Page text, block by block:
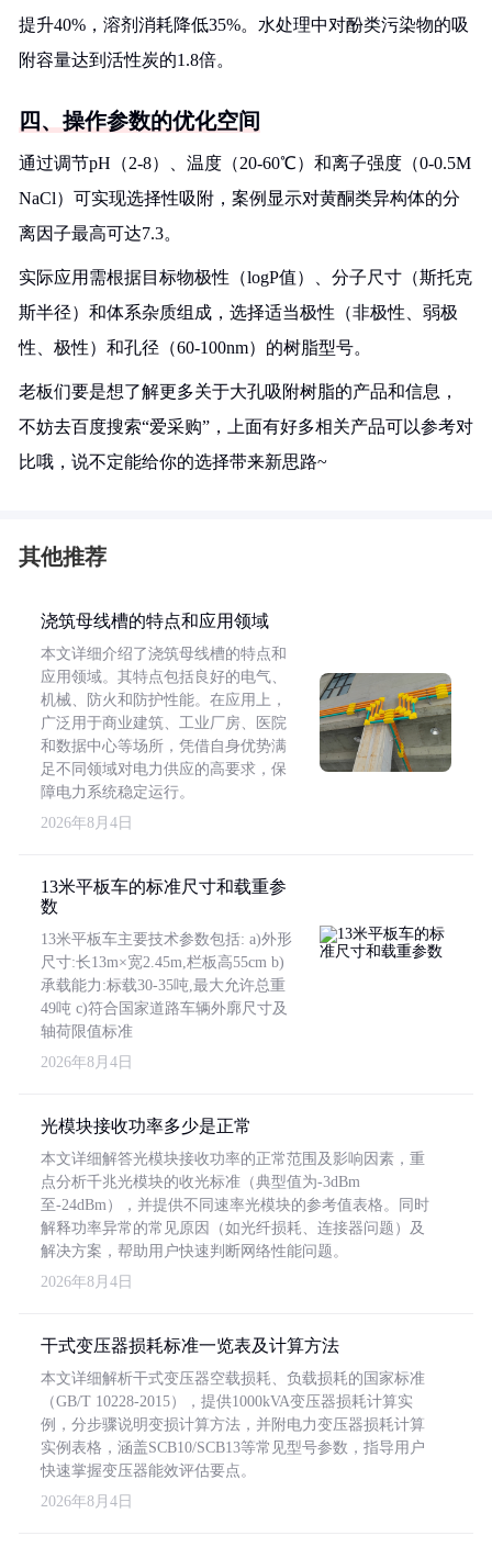
提升40%，溶剂消耗降低35%。水处理中对酚类污染物的吸
附容量达到活性炭的1.8倍。
四、操作参数的优化空间
通过调节pH（2-8）、温度（20-60℃）和离子强度（0-0.5M
NaCl）可实现选择性吸附，案例显示对黄酮类异构体的分
离因子最高可达7.3。
实际应用需根据目标物极性（logP值）、分子尺寸（斯托克
斯半径）和体系杂质组成，选择适当极性（非极性、弱极
性、极性）和孔径（60-100nm）的树脂型号。
老板们要是想了解更多关于大孔吸附树脂的产品和信息，
不妨去百度搜索“爱采购”，上面有好多相关产品可以参考对
比哦，说不定能给你的选择带来新思路~
其他推荐
浇筑母线槽的特点和应用领域
本文详细介绍了浇筑母线槽的特点和
应用领域。其特点包括良好的电气、
机械、防火和防护性能。在应用上，
广泛用于商业建筑、工业厂房、医院
和数据中心等场所，凭借自身优势满
足不同领域对电力供应的高要求，保
障电力系统稳定运行。
2026年8月4日
13米平板车的标准尺寸和载重参
数
13米平板车主要技术参数包括: a)外形
尺寸:长13m×宽2.45m,栏板高55cm b)
承载能力:标载30-35吨,最大允许总重
49吨 c)符合国家道路车辆外廓尺寸及
轴荷限值标准
2026年8月4日
光模块接收功率多少是正常
本文详细解答光模块接收功率的正常范围及影响因素，重
点分析千兆光模块的收光标准（典型值为-3dBm
至-24dBm），并提供不同速率光模块的参考值表格。同时
解释功率异常的常见原因（如光纤损耗、连接器问题）及
解决方案，帮助用户快速判断网络性能问题。
2026年8月4日
干式变压器损耗标准一览表及计算方法
本文详细解析干式变压器空载损耗、负载损耗的国家标准
（GB/T 10228-2015），提供1000kVA变压器损耗计算实
例，分步骤说明变损计算方法，并附电力变压器损耗计算
实例表格，涵盖SCB10/SCB13等常见型号参数，指导用户
快速掌握变压器能效评估要点。
2026年8月4日